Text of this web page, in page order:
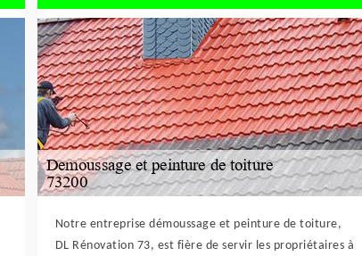
Notre entreprise démoussage et peinture de toiture,
DL Rénovation 73, est fière de servir les propriétaires à